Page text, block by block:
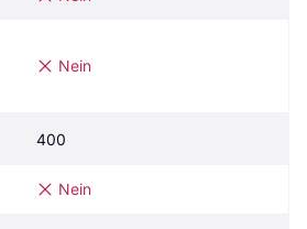
Nein
400
Nein